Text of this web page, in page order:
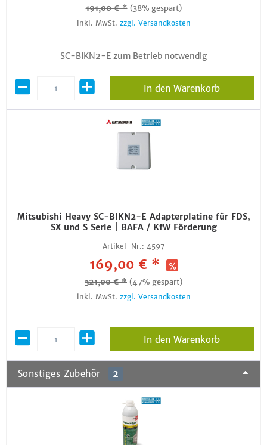
191,00 € * (38% gespart)
inkl. MwSt. zzgl. Versandkosten
SC-BIKN2-E zum Betrieb notwendig
In den Warenkorb
Mitsubishi Heavy SC-BIKN2-E Adapterplatine für FDS,
SX und S Serie | BAFA / KfW Förderung
Artikel-Nr.: 4597
169,00 € *
321,00 € * (47% gespart)
inkl. MwSt. zzgl. Versandkosten
In den Warenkorb
Sonstiges Zubehör 2